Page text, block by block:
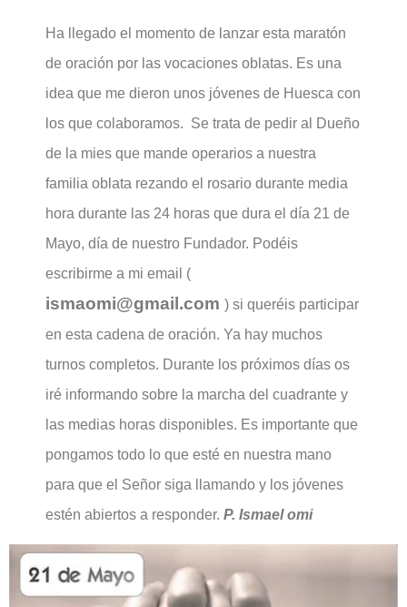
Ha llegado el momento de lanzar esta maratón
de oración por las vocaciones oblatas. Es una
idea que me dieron unos jóvenes de Huesca con
los que colaboramos. Se trata de pedir al Dueño
de la mies que mande operarios a nuestra
familia oblata rezando el rosario durante media
hora durante las 24 horas que dura el día 21 de
Mayo, día de nuestro Fundador. Podéis
escribirme a mi email (
ismaomi@gmail.com ) si queréis participar
en esta cadena de oración. Ya hay muchos
turnos completos. Durante los próximos días os
iré informando sobre la marcha del cuadrante y
las medias horas disponibles. Es importante que
pongamos todo lo que esté en nuestra mano
para que el Señor siga llamando y los jóvenes
estén abiertos a responder. P. Ismael omi